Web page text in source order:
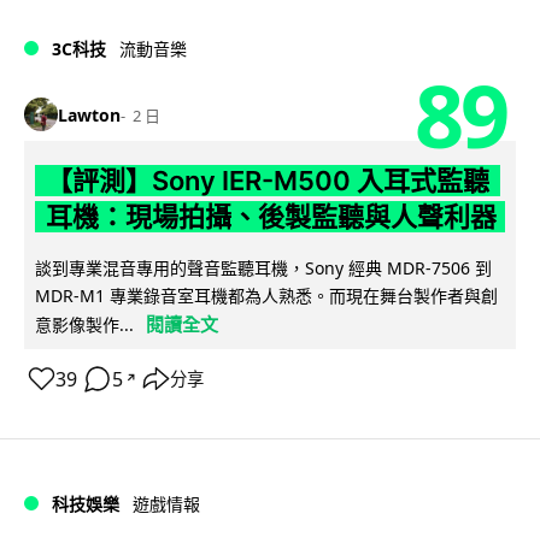
3C科技 流動音樂
Lawton 2 日 89
【評測】Sony IER-M500 入耳式監聽
耳機：現場拍攝、後製監聽與人聲利器
談到專業混音專用的聲音監聽耳機，Sony 經典 MDR-7506 到
MDR-M1 專業錄音室耳機都為人熟悉。而現在舞台製作者與創
意影像製作...
閱讀全文
39 5 ↗ 分享
科技娛樂 遊戲情報